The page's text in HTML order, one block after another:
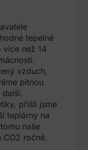
tepelné
více než 14
.
vzduch,
pitnou
další.
, přišli jsme
teplárny na
tomu naše
CO2 ročně.